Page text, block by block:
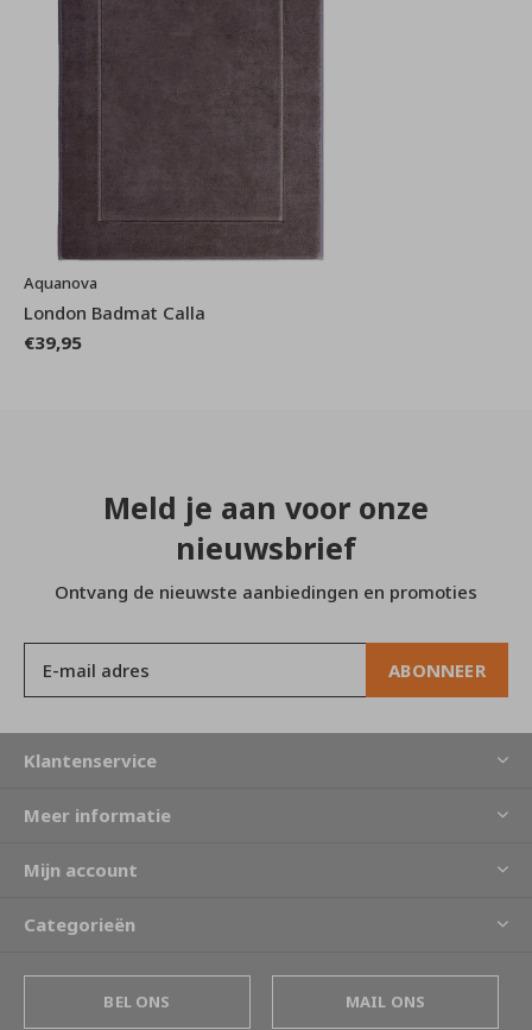
Aquanova
London Badmat Calla
€39,95
Meld je aan voor onze
nieuwsbrief
Ontvang de nieuwste aanbiedingen en promoties
ABONNEER
Klantenservice
Meer informatie
Mijn account
Categorieën
BEL ONS MAIL ONS